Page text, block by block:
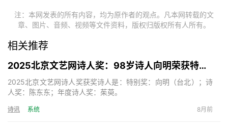
注：本网发表的所有内容，均为原作者的观点。凡本网转载的文
章、图片、音频、视频等文件资料，版权归版权所有人所有。
相关推荐
2025北京文艺网诗人奖：98岁诗人向明荣获特别奖，陈东东荣获诗人奖，茱萸荣获年度诗人奖！
2025北京文艺网诗人奖获奖诗人是：特别奖：向明（台北）；诗
人奖：陈东东；年度诗人奖：茱萸。
诗讯 系统 8月前